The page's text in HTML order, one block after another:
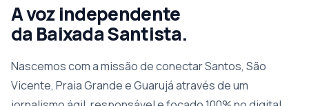
A voz independente
da Baixada Santista.
Nascemos com a missão de conectar Santos, São
Vicente, Praia Grande e Guarujá através de um